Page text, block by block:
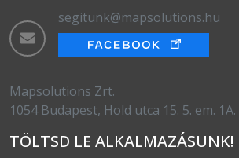
segitunk@mapsolutions.hu
Mapsolutions Zrt.
1054 Budapest, Hold utca 15. 5. em.
TÖLTSD LE ALKALMAZÁSUNK!